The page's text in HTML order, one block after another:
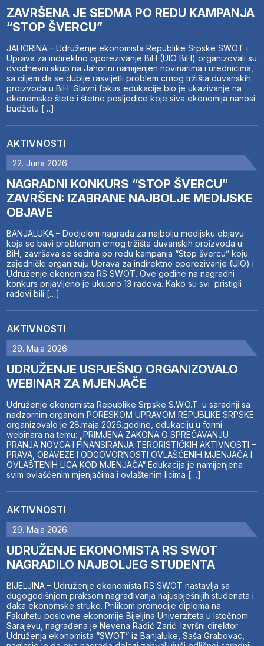
ZAVRŠENA JE SEDMA PO REDU KAMPANJA
“STOP ŠVERCU”
JAHORINA – Udruženje ekonomista Republike Srpske SWOT i
Uprava za indirektno oporezivanje BiH (UIO BiH) organizovali su
dvodnevni skup na Jahorini namijenjen novinarima i urednicima,
sa ciljem da se dublje rasvijetli problem crnog tržišta duvanskih
proizvoda u BiH. Glavni fokus edukacije bio je ukazivanje na
ekonomske štete i štetne posljedice koje siva ekonomija nanosi
budžetu […]
AKTIVNOSTI
22. Juna 2026.
NAGRADNI KONKURS “STOP ŠVERCU”
ZAVRŠEN: IZABRANE NAJBOLJE MEDIJSKE
OBJAVE
BANJALUKA – Dodjelom nagrada za najbolju medijsku objavu
koja se bavi problemom crnog tržišta duvanskih proizvoda u
BiH, završava se sedma po redu kampanja “Stop švercu” koju
zajednički organizuju Uprava za indirektno oporezivanje (UIO) i
Udruženje ekonomista RS SWOT. Ove godine na nagradni
konkurs prijavljeno je ukupno 13 radova. Kako su svi pristigli
radovi bili […]
AKTIVNOSTI
29. Maja 2026.
UDRUŽENJE USPJEŠNO ORGANIZOVALO
WEBINAR ZA MJENJAČE
Udruženje ekonomista Republike Srpske S.W.O.T. u saradnji sa
nadzornim organom PORESKOM UPRAVOM REPUBLIKE SRPSKE
organizovalo je 28.maja 2026.godine, edukaciju u formi
webinara na temu: „PRIMJENA ZAKONA O SPREČAVANJU
PRANJA NOVCA I FINANSIRANJA TERORISTIČKIH AKTIVNOSTI –
PRAVA, OBAVEZE I ODGOVORNOSTI OVLAŠĆENIH MJENJAČA I
OVLAŠTENIH LICA KOD MJENJAČA“ Edukacija je namijenjena
svim ovlašćenim mjenjačima i ovlaštenim licima […]
AKTIVNOSTI
29. Maja 2026.
UDRUŽENJE EKONOMISTA RS SWOT
NAGRADILO NAJBOLJEG STUDENTA
BIJELJINA – Udruženje ekonomista RS SWOT nastavlja sa
dugogodišnjom praksom nagrađivanja najuspješnijih studenata i
đaka ekonomske struke. Prilikom promocije diploma na
Fakultetu poslovne ekonomije Bijeljina Univerziteta u Istočnom
Sarajevu, nagrađena je Nevena Radić Zarić. Izvršni direktor
Udruženja ekonomista “SWOT” iz Banjaluke, Saša Grabovac,